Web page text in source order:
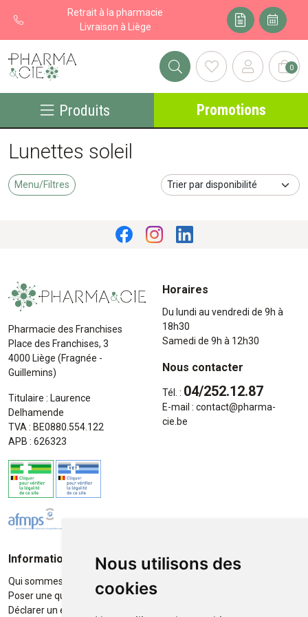
Nous utilisons des
cookies
Retrait à la pharmacie
Livraison à Liège
Pharma&cie - Pharmacie des Franchises Votre export 0
Produits Promotions
Lunettes soleil
Menu/Filtres
Pharmacie des Franchises
Place des Franchises, 3
4000 Liège (Fragnée -
Guillemins)
Titulaire : Laurence
Delhamende
TVA : BE0880.554.122
APB : 626323
Horaires
Du lundi au vendredi de 9h à
18h30
Samedi de 9h à 12h30
Nous contacter
Tél. : 04/252.12.87
E-mail : contact@pharma-
cie.be
Informations
Qui sommes-nous ?
Poser une question
Déclarer un effet indésirable
Moyens de paiement